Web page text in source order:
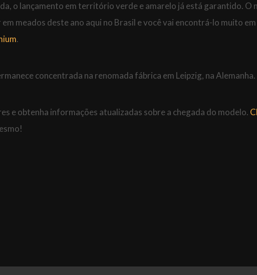
o lançamento em território verde e amarelo já está garantido. O
em meados deste ano aqui no Brasil e você vai encontrá-lo muito
.
concentrada na renomada fábrica em Leipzig, na Alemanha.
e obtenha informações atualizadas sobre a chegada do modelo.